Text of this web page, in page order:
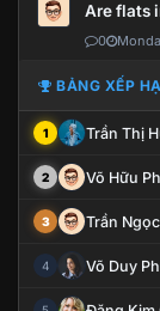
Are flats
0
BẢNG XẾP
1 Trần Thị
2 Võ Hữu
3 Trần
4 Võ Duy